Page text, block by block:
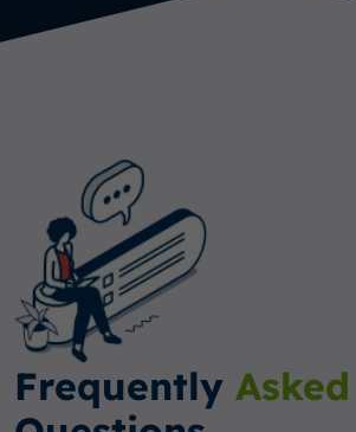
Frequently Asked